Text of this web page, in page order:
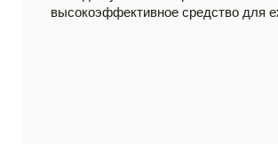
высокоэффективное средство для